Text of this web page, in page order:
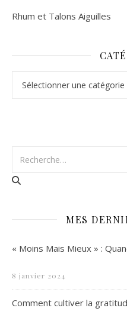
Rhum et Talons Aiguilles
MES
« Moins Mais Mieux » :
8 janvier 2024
Comment cultiver la